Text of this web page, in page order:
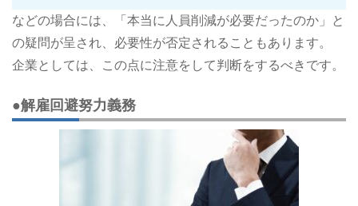
などの場合には、「本当に人員削減が必要だったのか」と
の疑問が呈され、必要性が否定されることもあります。
企業としては、この点に注意をして判断をするべきです。
●解雇回避努力義務